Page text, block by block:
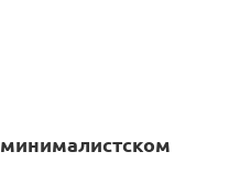
минималистском